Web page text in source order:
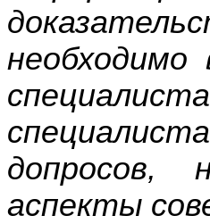
допросов,
аспекты